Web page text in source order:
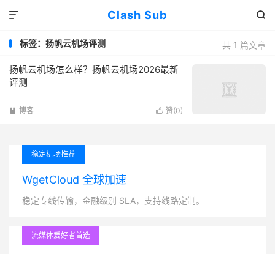
Clash Sub 

共 1 篇文章
标签：扬帆云机场评测
扬帆云机场怎么样？扬帆云机场2026最新
评测
 赞(0)
 博客
稳定机场推荐
WgetCloud 全球加速
稳定专线传输，金融级别 SLA，支持线路定制。
流媒体爱好者首选